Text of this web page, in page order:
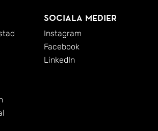
tack vare goda
och med den expansiva
blir utbudet av
och service ännu bredare.
ditt nya hem - boka en
Sociala medier
Instagram
Facebook
LinkedIn